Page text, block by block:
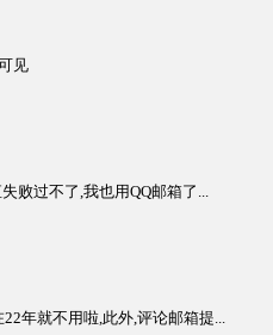
见
败过不了,我也用QQ邮箱了...
年就不用啦,此外,评论邮箱提...